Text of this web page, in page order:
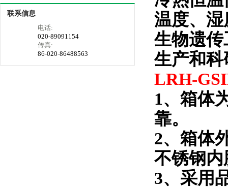
联系信息
电话:
020-89091154
传真:
86-020-86488563
温度、
生物遗
生产和
LRH-
1、箱体
靠。
2、箱体
不锈钢
3、采用